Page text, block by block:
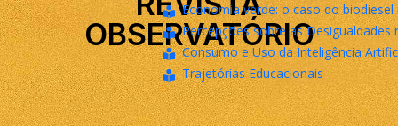
Economia verde: o caso do
Percepções sobre as Desigualdades
Consumo e Uso da Inteligência
Trajetórias Educacionais